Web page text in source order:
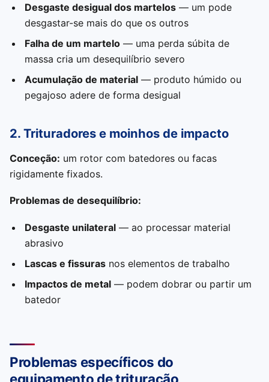
Desgaste desigual dos martelos— um pode
desgastar-se mais do que os outros
Falha de um martelo— uma perda súbita de
massa cria um desequilíbrio severo
Acumulação de material— produto húmido ou
pegajoso adere de forma desigual
2. Trituradores e moinhos de impacto
Conceção: um rotor com batedores ou facas
rigidamente fixados.
Problemas de desequilíbrio:
Desgaste unilateral— ao processar material
abrasivo
Lascas e fissurasnos elementos de trabalho
Impactos de metal— podem dobrar ou partir um
batedor
Problemas específicos do
equipamento de trituração